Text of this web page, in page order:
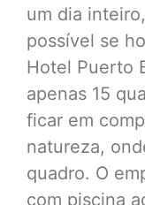
um dia
possível se
Hotel Puerto
apenas 15
ficar em
natureza,
quadro. O
com piscina